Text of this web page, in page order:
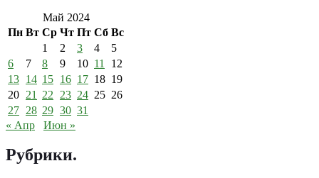
Май 2024
Пн Вт Ср Чт Пт Сб Вс
1
2 3 4
5
6
7 8 9 10 11
12
13 14 15 16 17 18 19
20 21 22 23 24 25 26
27 28 29 30 31
« Апр
Июн »
Рубрики.